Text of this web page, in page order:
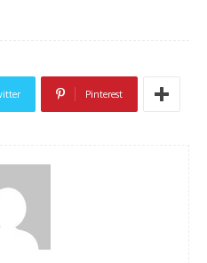
Pinterest